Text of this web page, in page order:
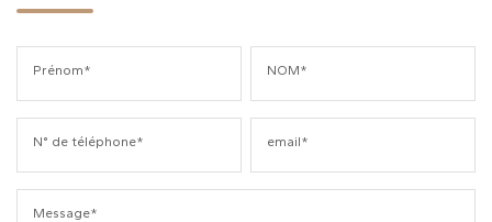
Prénom* NOM*
N° de téléphone* email*
Message*